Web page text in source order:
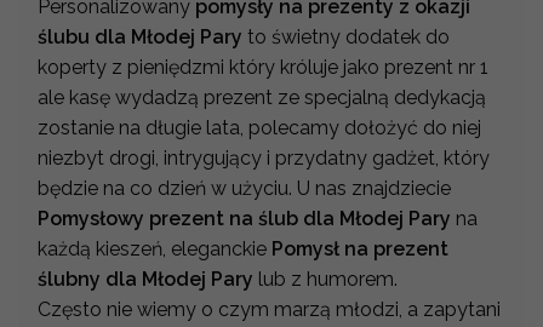
Personalizowany pomysły na prezenty z okazji
ślubu dla Młodej Pary to świetny dodatek do
koperty z pieniędzmi który króluje jako prezent nr 1
ale kasę wydadzą prezent ze specjalną dedykacją
zostanie na długie lata, polecamy dołożyć do niej
niezbyt drogi, intrygujący i przydatny gadżet, który
będzie na co dzień w użyciu. U nas znajdziecie
Pomysłowy prezent na ślub dla Młodej Pary na
każdą kieszeń, eleganckie Pomysł na prezent
ślubny dla Młodej Pary lub z humorem.
Często nie wiemy o czym marzą młodzi, a zapytani